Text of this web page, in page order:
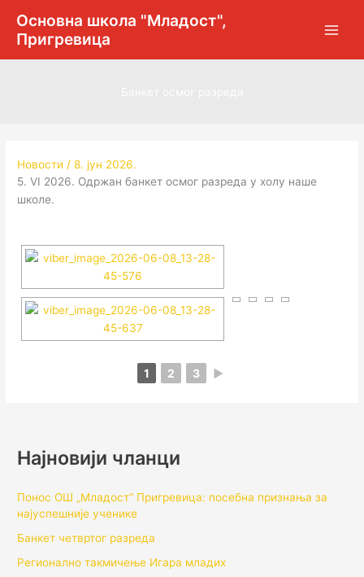
садржај
Основна школа "Младост",
Пригревица
Новости /8. јун 2026.
5. VI 2026. Одржан банкет осмог разреда у холу наше
школе.
1 2 3 ►
Најновији чланци
Понос ОШ „Младост“ Пригревица: посебна признања за
најуспешније ученике
Банкет четвртог разреда
Регионално такмичењe Игара младих